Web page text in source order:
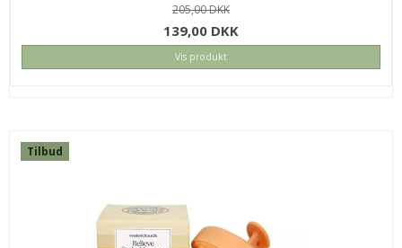
133LOCUSH250
205,00 DKK
139,00 DKK
Vis produkt
Tilbud